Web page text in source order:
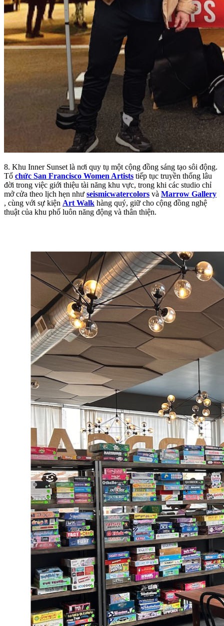
8. Khu Inner Sunset là nơi quy tụ một cộng đồng sáng tạo sôi động.
Tổ chức San Francisco Women Artists tiếp tục truyền thống lâu
đời trong việc giới thiệu tài năng khu vực, trong khi các studio chỉ
mở cửa theo lịch hẹn như seismicwatercolors và Marrow Gallery
, cùng với sự kiện Art Walk hàng quý, giữ cho cộng đồng nghệ
thuật của khu phố luôn năng động và thân thiện.